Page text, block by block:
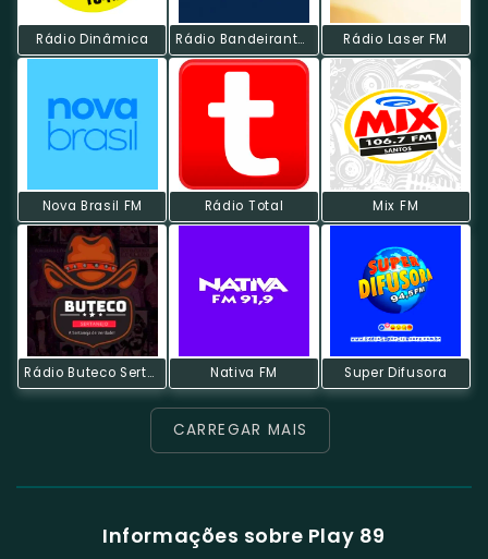
Rádio Dinâmica Rádio Bandeirantes FM Rádio Laser FM
Nova Brasil FM Rádio Total Mix FM
Rádio Buteco Sertanejo Nativa FM Super Difusora
CARREGAR MAIS
Informações sobre Play 89